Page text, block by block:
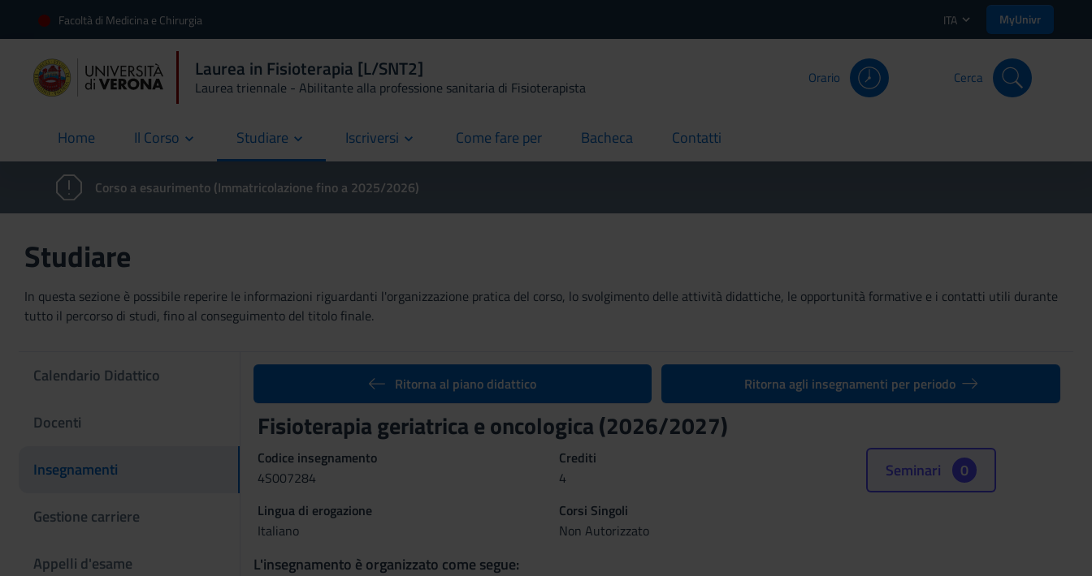
Facoltà di Medicina e Chirurgia ITA MyUnivr
Laurea in Fisioterapia [L/SNT2]
Laurea triennale - Abilitante alla professione sanitaria di Fisioterapista
Orario Cerca
Home
current Il Corso Studiare Iscriversi Come fare per
current Bacheca
current Contatti
current
Corso a esaurimento (Immatricolazione fino a 2025/2026)
Studiare
In questa sezione è possibile reperire le informazioni riguardanti l'organizzazione pratica del corso, lo svolgimento delle attività didattiche, le opportunità formative e i contatti utili durante
tutto il percorso di studi, fino al conseguimento del titolo finale.
Calendario Didattico
Docenti
Insegnamenti
Gestione carriere
Appelli d'esame
Ritorna al piano didattico Ritorna agli insegnamenti per periodo
Fisioterapia geriatrica e oncologica (2026/2027)
Codice insegnamento
4S007284
Crediti
4
Lingua di erogazione
Italiano
Corsi Singoli
Non Autorizzato
Seminari 0
L'insegnamento è organizzato come segue: